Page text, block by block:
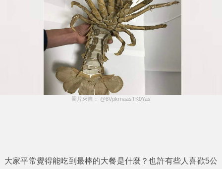
圖片來自： @6VpkrnaasTK0Yas
大家平常覺得能吃到最棒的大餐是什麼？也許有些人喜歡5公